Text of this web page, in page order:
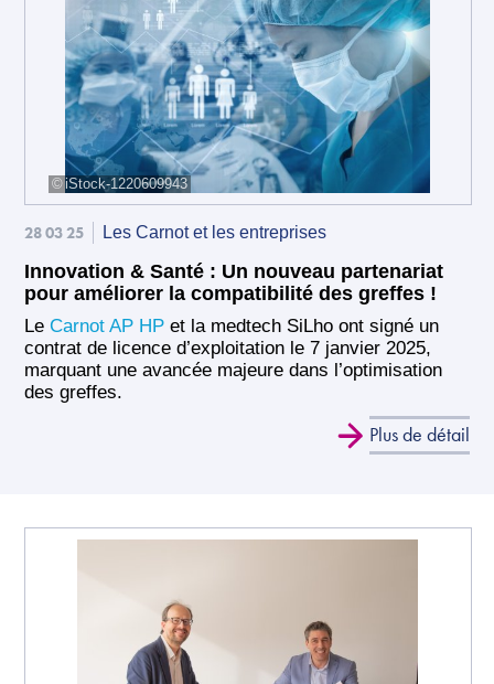
iStock-1220609943
28 03 25 Les Carnot et les entreprises
Innovation & Santé : Un nouveau partenariat
pour améliorer la compatibilité des greffes !
LeCarnot AP HPet la medtech SiLho ont signé un
contrat de licence d’exploitation le 7 janvier 2025,
marquant une avancée majeure dans l’optimisation
des greffes.
Plus de détail